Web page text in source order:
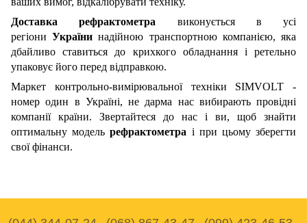
Доставка рефрактометра виконується в усі
регіониУкраїни надійною транспортною компанією, яка
дбайливо ставиться до крихкого обладнання і ретельно
упаковує його перед відправкою.
Маркет контрольно-вимірювальної техніки SIMVOLT -
номер один в Україні, не дарма нас вибирають провідні
компанії країни. Звертайтеся до нас і ви, щоб знайти
оптимальну модельрефрактометра і при цьому зберегти
свої фінанси.